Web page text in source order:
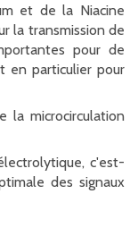
et de la Niacine
la transmission de
pour de
en particulier pour
la microcirculation
c'est-
des signaux